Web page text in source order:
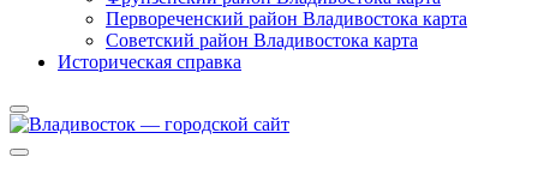
Первореченский район Владивостока карта
Советский район Владивостока карта
Историческая справка